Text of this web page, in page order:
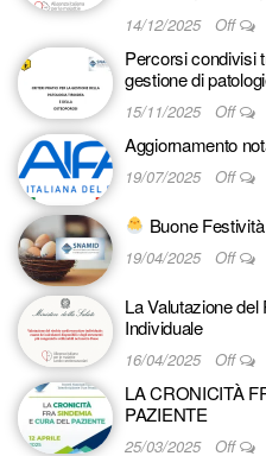
14/12/2025 Off
Percorsi condivisi
gestione di
15/11/2025 Off
Aggiornamento
19/07/2025 Off
Buone
19/04/2025 Off
La Valutazione
Individuale
16/04/2025 Off
LA CRONICITÀ
PAZIENTE
25/03/2025 Off